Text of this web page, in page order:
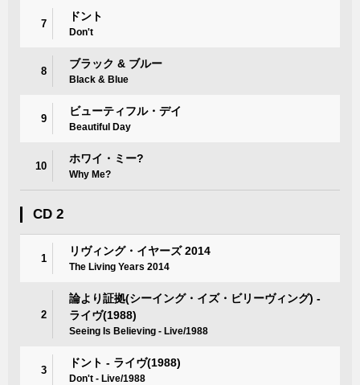
7
ドント
Don't
8
ブラック & ブルー
Black & Blue
9
ビューティフル・デイ
Beautiful Day
10
ホワイ・ミー?
Why Me?
CD 2
1
リヴィング・イヤーズ 2014
The Living Years 2014
2
論より証拠(シーイング・イズ・ビリーヴィング) -
ライヴ(1988)
Seeing Is Believing - Live/1988
3
ドント - ライヴ(1988)
Don't - Live/1988